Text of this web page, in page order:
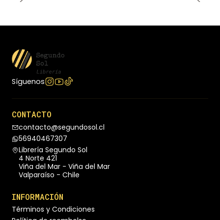
Síguenos
CONTACTO
contacto@segundosol.cl
56940467307
Librería Segundo Sol
4 Norte 421
Viña del Mar - Viña del Mar
Valparaíso - Chile
INFORMACIÓN
Términos y Condiciones